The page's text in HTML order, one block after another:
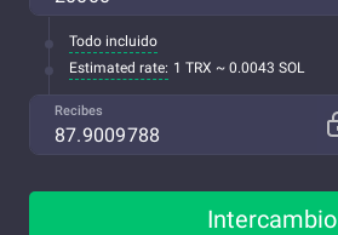
Todo incluido
Estimated rate: 1 TRX ~ 0.0043 SOL
Recibes
Intercambio